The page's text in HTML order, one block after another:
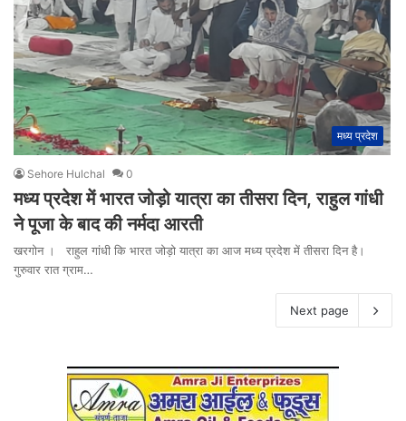
मध्य प्रदेश
Sehore Hulchal 0
मध्य प्रदेश में भारत जोड़ो यात्रा का तीसरा दिन, राहुल गांधी
ने पूजा के बाद की नर्मदा आरती
खरगोन । राहुल गांधी कि भारत जोड़ो यात्रा का आज मध्य प्रदेश में तीसरा दिन है।
गुरुवार रात ग्राम…
Next page